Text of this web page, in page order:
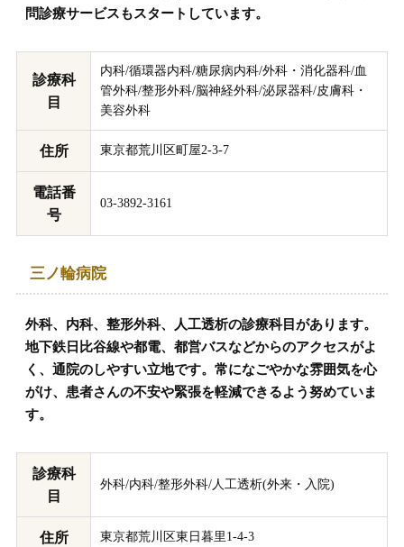
問診療サービスもスタートしています。
診療科
目
内科/循環器内科/糖尿病内科/外科・消化器科/血
管外科/整形外科/脳神経外科/泌尿器科/皮膚科・
美容外科
住所 東京都荒川区町屋2-3-7
電話番
号
03-3892-3161
三ノ輪病院
外科、内科、整形外科、人工透析の診療科目があります。
地下鉄日比谷線や都電、都営バスなどからのアクセスがよ
く、通院のしやすい立地です。常になごやかな雰囲気を心
がけ、患者さんの不安や緊張を軽減できるよう努めていま
す。
診療科
目
外科/内科/整形外科/人工透析(外来・入院)
住所 東京都荒川区東日暮里1-4-3